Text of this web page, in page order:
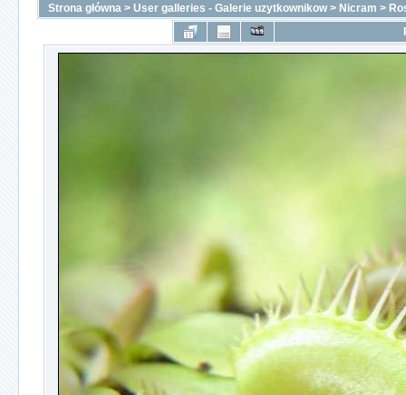
Strona główna > User galleries - Galerie uzytkownikow> Nicram >